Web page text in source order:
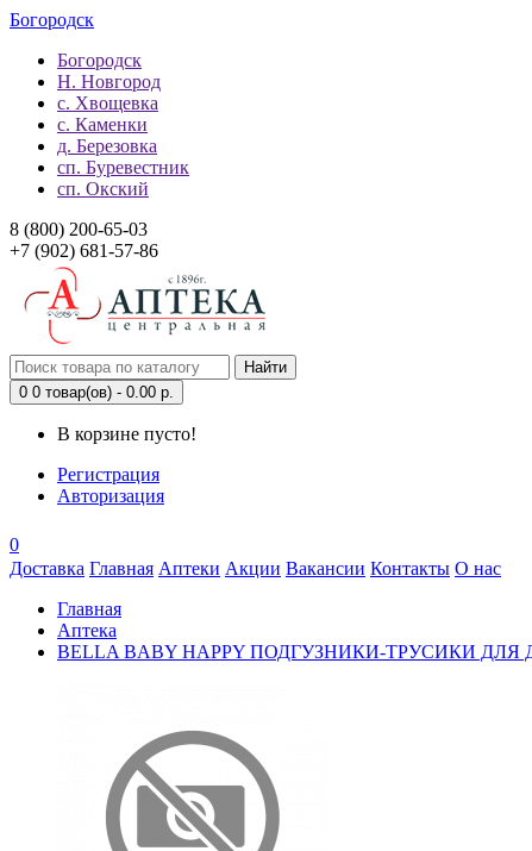
Богородск
Богородск
Н. Новгород
с. Хвощевка
с. Каменки
д. Березовка
сп. Буревестник
сп. Окский
8 (800) 200-65-03
+7 (902) 681-57-86
Найти
0 0 товар(ов) - 0.00 р.
В корзине пусто!
Регистрация
Авторизация
0
Доставка Главная Аптеки Акции Вакансии Контакты О нас
Главная
Аптека
BELLA BABY HAPPY ПОДГУЗНИКИ-ТРУСИКИ ДЛЯ